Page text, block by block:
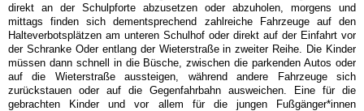
direkt an der Schulpforte abzusetzen oder abzuholen, morgens und
mittags finden sich dementsprechend zahlreiche Fahrzeuge auf den
Halteverbotsplätzen am unteren Schulhof oder direkt auf der Einfahrt vor
der Schranke Oder entlang der Wieterstraße in zweiter Reihe. Die Kinder
müssen dann schnell in die Büsche, zwischen die parkenden Autos oder
auf die Wieterstraße aussteigen, während andere Fahrzeuge sich
zurückstauen oder auf die Gegenfahrbahn ausweichen. Eine für die
gebrachten Kinder und vor allem für die jungen Fußgänger*innen